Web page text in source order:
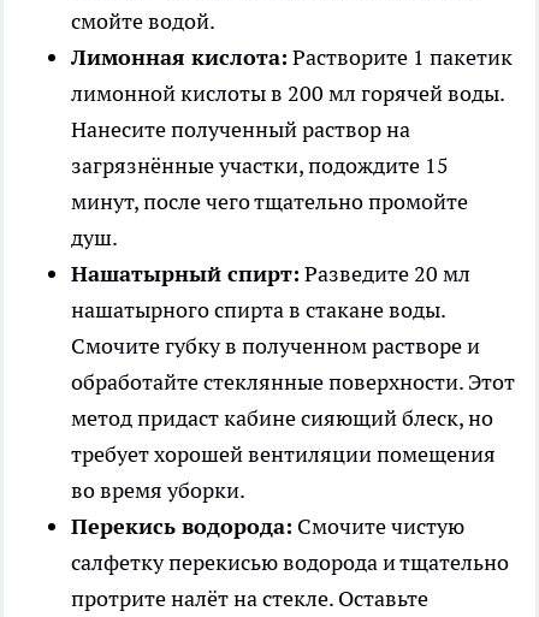
смойте водой.
Лимонная кислота: Растворите 1 пакетик
лимонной кислоты в 200 мл горячей воды.
Нанесите полученный раствор на
загрязнённые участки, подождите 15
минут, после чего тщательно промойте
душ.
Нашатырный спирт: Разведите 20 мл
нашатырного спирта в стакане воды.
Смочите губку в полученном растворе и
обработайте стеклянные поверхности. Этот
метод придаст кабине сияющий блеск, но
требует хорошей вентиляции помещения
во время уборки.
Перекись водорода: Смочите чистую
салфетку перекисью водорода и тщательно
протрите налёт на стекле. Оставьте